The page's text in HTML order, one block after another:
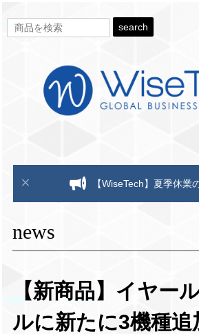
search
【WiseTech】夏季休業
news
【新商品】イヤー
ルに新たに3機種追